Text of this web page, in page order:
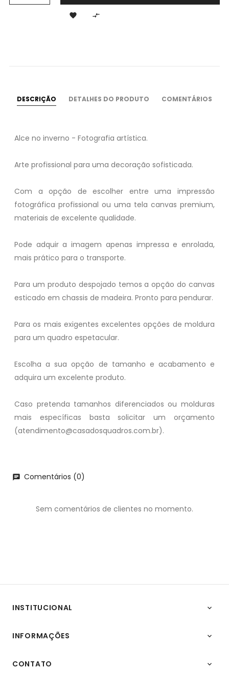
 
DESCRIÇÃO DETALHES DO PRODUTO COMENTÁRIOS
Alce no inverno - Fotografia artística.
Arte profissional para uma decoração sofisticada.
Com a opção de escolher entre uma impressão
fotográfica profissional ou uma tela canvas premium,
materiais de excelente qualidade.
Pode adquir a imagem apenas impressa e enrolada,
mais prático para o transporte.
Para um produto despojado temos a opção do canvas
esticado em chassis de madeira. Pronto para pendurar.
Para os mais exigentes excelentes opções de moldura
para um quadro espetacular.
Escolha a sua opção de tamanho e acabamento e
adquira um excelente produto.
Caso pretenda tamanhos diferenciados ou molduras
mais específicas basta solicitar um orçamento
(atendimento@casadosquadros.com.br).
chat Comentários (0)
Sem comentários de clientes no momento.
INSTITUCIONAL 
INFORMAÇÕES 
CONTATO 